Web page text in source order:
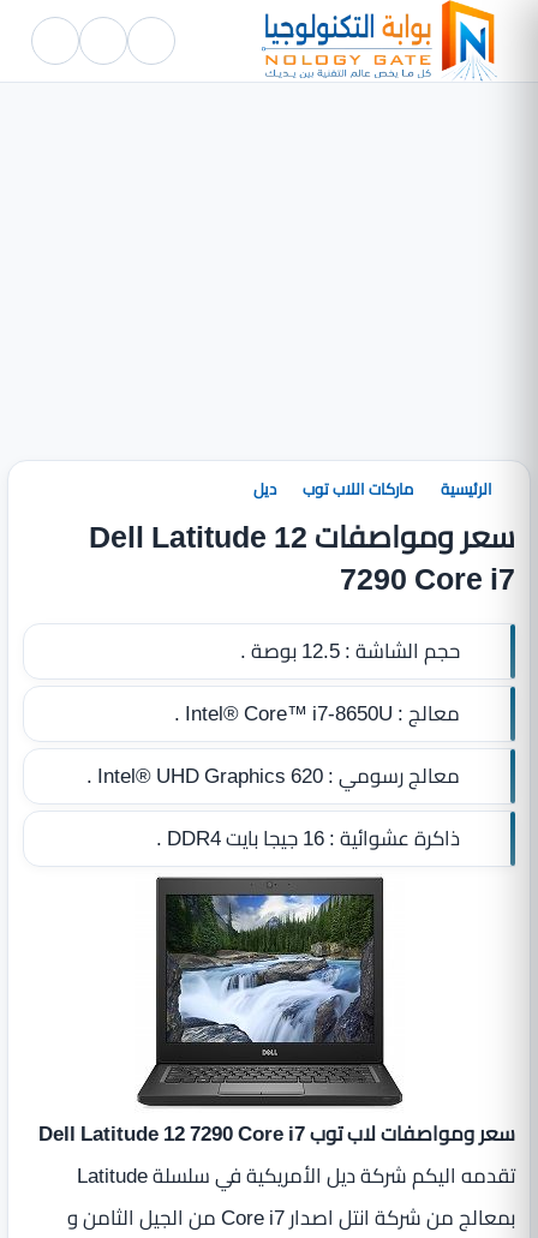
الرئيسية ماركات اللاب توب ديل
سعر ومواصفات Dell Latitude 12
7290 Core i7
حجم الشاشة :12.5 بوصة .
معالج :Intel® Core™ i7-8650U .
معالج رسومي :Intel® UHD Graphics 620 .
ذاكرة عشوائية :16 جيجا بايت DDR4‏ .
سعر ومواصفات لاب توب Dell Latitude 12 7290 Core i7
تقدمه اليكم شركة ديل الأمريكية في سلسلة Latitude
بمعالج من شركة انتل اصدار Core i7 من الجيل الثامن و